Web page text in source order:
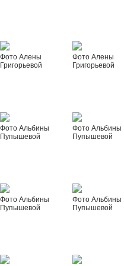
Фото Алены
Григорьевой
Фото Алены
Григорьевой
Фото Альбины
Пупышевой
Фото Альбины
Пупышевой
Фото Альбины
Пупышевой
Фото Альбины
Пупышевой